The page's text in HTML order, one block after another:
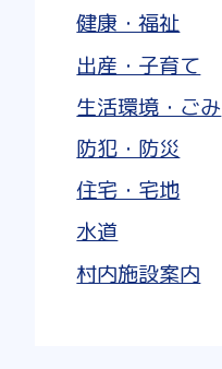
健康・福祉
出産・子育て
生活環境・ごみ
防犯・防災
住宅・宅地
水道
村内施設案内